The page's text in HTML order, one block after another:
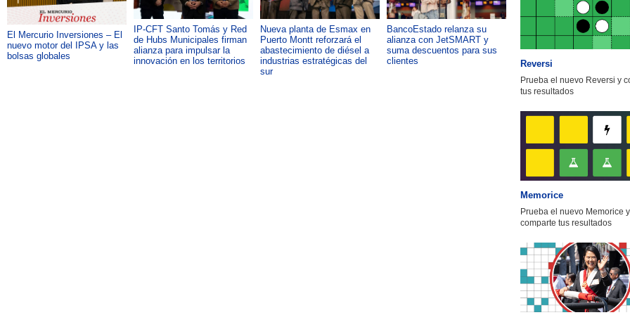
El Mercurio Inversiones – El
nuevo motor del IPSA y las
bolsas globales
IP-CFT Santo Tomás y Red
de Hubs Municipales firman
alianza para impulsar la
innovación en los territorios
Nueva planta de Esmax en
Puerto Montt reforzará el
abastecimiento de diésel a
industrias estratégicas del
sur
BancoEstado relanza su
alianza con JetSMART y
suma descuentos para sus
clientes
Capacitación como foco del
desarrollo país: OTIC de la
CChC lanza podcast sobre
impacto de formar talento
Reversi
Prueba el nuevo Reversi y
tus resultados
Memorice
Prueba el nuevo Memorice y
comparte tus resultados